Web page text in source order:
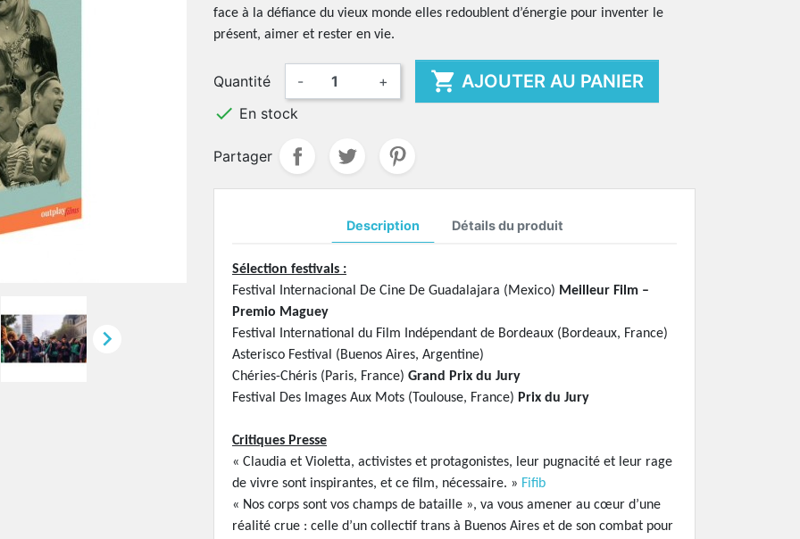

face à la défiance du vieux monde elles redoublent d’énergie pour inventer le
présent, aimer et rester en vie.
Quantité - +  AJOUTER AU PANIER
 En stock
Partager
Description Détails du produit
Sélection festivals :
Festival Internacional De Cine De Guadalajara (Mexico) Meilleur Film –
Premio Maguey
Festival International du Film Indépendant de Bordeaux (Bordeaux, France)
Asterisco Festival (Buenos Aires, Argentine)
Chéries-Chéris (Paris, France) Grand Prix du Jury
Festival Des Images Aux Mots (Toulouse, France) Prix du Jury
Critiques Presse
« Claudia et Violetta, activistes et protagonistes, leur pugnacité et leur rage
de vivre sont inspirantes, et ce film, nécessaire. » Fifib
« Nos corps sont vos champs de bataille », va vous amener au cœur d’une
réalité crue : celle d’un collectif trans à Buenos Aires et de son combat pour